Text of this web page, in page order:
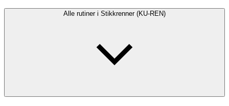
Alle rutiner i Stikkrenner (KU-REN)